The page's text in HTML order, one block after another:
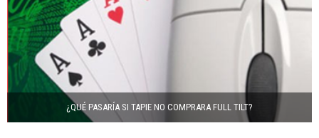
¿QUÉ PASARÍA SI TAPIE NO COMPRARA FULL TILT?